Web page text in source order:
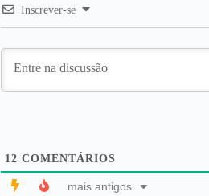
Inscrever-se
12 COMENTÁRIOS
mais antigos